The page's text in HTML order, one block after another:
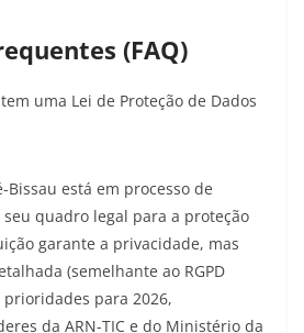
(FAQ)
uma Lei de Proteção de Dados
está em processo de
quadro legal para a proteção
garante a privacidade, mas
(semelhante ao RGPD
para 2026,
da ARN-TIC e do Ministério da